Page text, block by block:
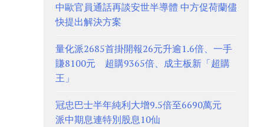
中歐官員通話再談安世半導體 中方促荷蘭儘
快提出解決方案
量化派2685首掛開報26元升逾1.6倍、一手
賺8100元 超購9365倍、成主板新「超購
王」
冠忠巴士半年純利大增9.5倍至6690萬元
派中期息連特別股息10仙